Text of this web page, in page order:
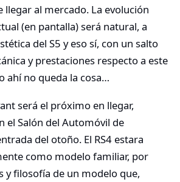
llegar al mercado. La evolución
(en pantalla) será natural, a
del S5 y eso sí, con un salto
y prestaciones respecto a este
ahí no queda la cosa…
será el próximo en llegar,
el Salón del Automóvil de
del otoño. El RS4 estara
como modelo familiar, por
y filosofía de un modelo que,